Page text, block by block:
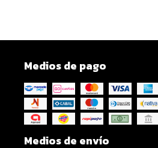
Medios de pago
Medios de envío